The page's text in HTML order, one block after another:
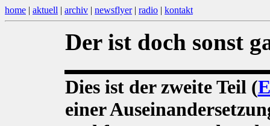
home | aktuell | archiv | newsflyer| radio | kontakt
Der ist doch sonst
Dies ist der zweite Teil (
einer